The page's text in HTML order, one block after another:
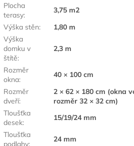
Plocha
terasy:
3,75 m2
Výška stěn:
1,80 m
Výška
domku v
štítě:
2,3 m
Rozměr
okna:
40 × 100 cm
Rozměr
dveří:
2 × 62 × 180 cm (okna
rozměr 32 × 32 cm)
Tloušťka
desek:
15/19/24 mm
Tloušťka
podlahy:
24 mm